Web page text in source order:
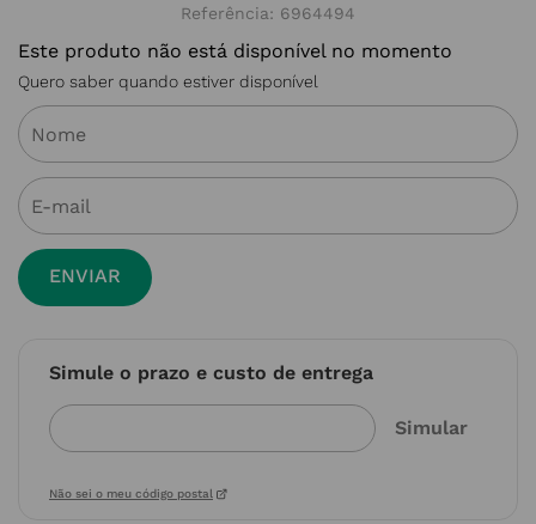
Referência: 6964494
Este produto não está disponível no momento
Quero saber quando estiver disponível
ENVIAR
Simule o prazo e custo de entrega
Não sei o meu código postal